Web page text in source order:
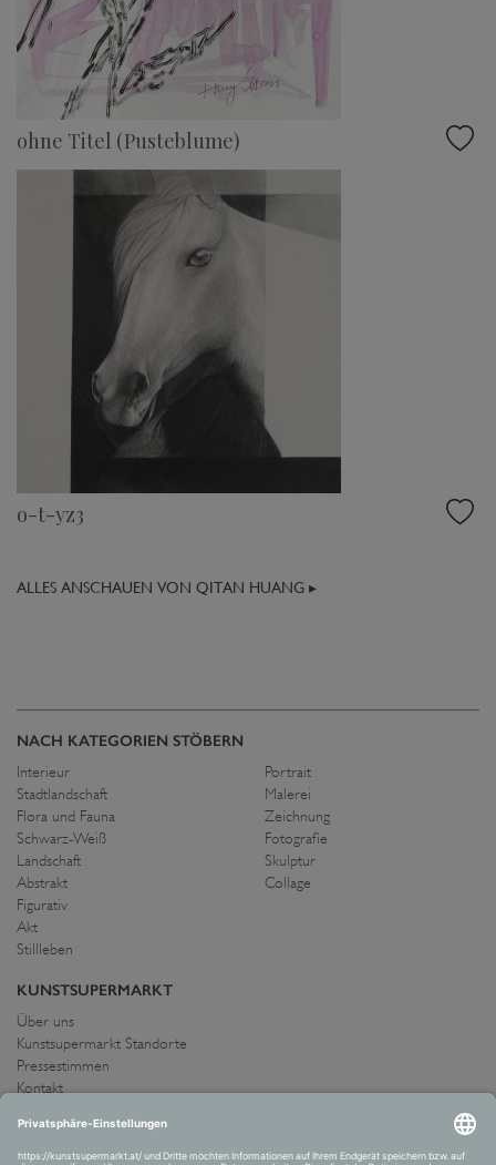
ohne Titel (Pusteblume)
o-t-yz3
ALLES ANSCHAUEN VON QITAN HUANG ▸
NACH KATEGORIEN STÖBERN
Interieur
Stadtlandschaft
Flora und Fauna
Schwarz-Weiß
Landschaft
Abstrakt
Figurativ
Akt
Stillleben
Portrait
Malerei
Zeichnung
Fotografie
Skulptur
Collage
KUNSTSUPERMARKT
Über uns
Kunstsupermarkt Standorte
Pressestimmen
Kontakt
IMPRESSUM UND AGB
Allgemeine Geschäftsbedingungen